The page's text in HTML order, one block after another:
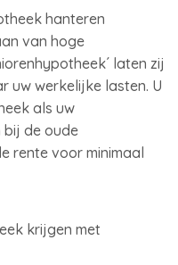
hanteren
van hoge
laten zij
uw werkelijke lasten. U
als uw
de oude
rente voor minimaal
krijgen met